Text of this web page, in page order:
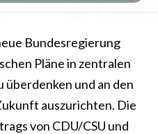
Bundesregierung
Pläne in zentralen
überdenken und an den
auszurichten. Die
von CDU/CSU und